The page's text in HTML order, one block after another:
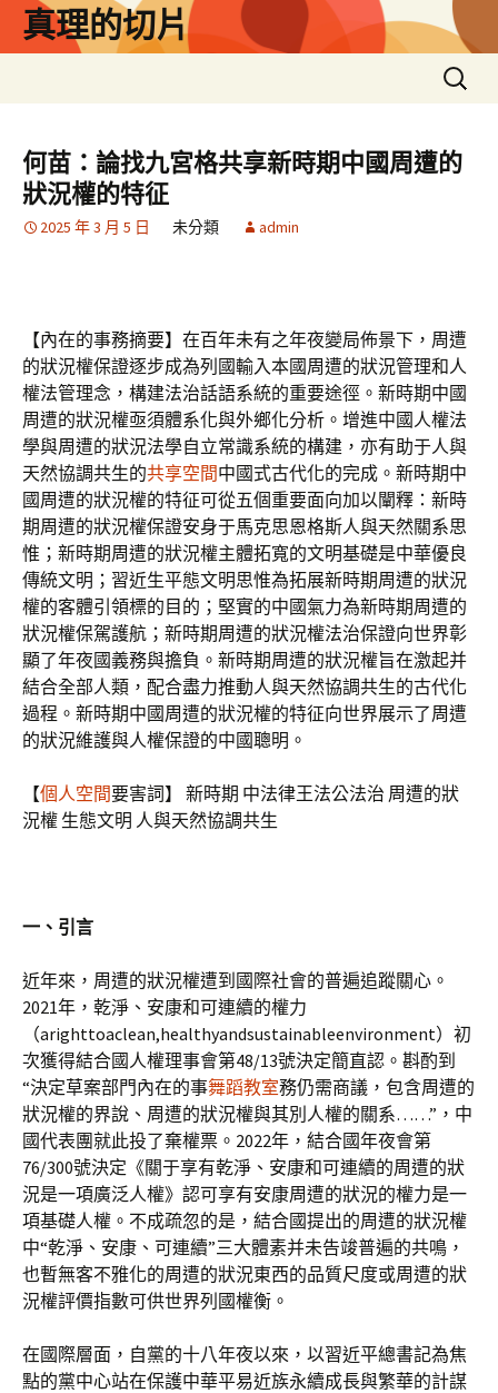
真理的切片
搜
尋
鍵
字:
何苗：論找九宮格共享新時期中國周遭的
狀況權的特征
2025 年 3 月 5 日 未分類 admin
【內在的事務摘要】在百年未有之年夜變局佈景下，周遭
的狀況權保證逐步成為列國輸入本國周遭的狀況管理和人
權法管理念，構建法治話語系統的重要途徑。新時期中國
周遭的狀況權亟須體系化與外鄉化分析。增進中國人權法
學與周遭的狀況法學自立常識系統的構建，亦有助于人與
天然協調共生的共享空間中國式古代化的完成。新時期中
國周遭的狀況權的特征可從五個重要面向加以闡釋：新時
期周遭的狀況權保證安身于馬克思恩格斯人與天然關系思
惟；新時期周遭的狀況權主體拓寬的文明基礎是中華優良
傳統文明；習近生平態文明思惟為拓展新時期周遭的狀況
權的客體引領標的目的；堅實的中國氣力為新時期周遭的
狀況權保駕護航；新時期周遭的狀況權法治保證向世界彰
顯了年夜國義務與擔負。新時期周遭的狀況權旨在激起并
結合全部人類，配合盡力推動人與天然協調共生的古代化
過程。新時期中國周遭的狀況權的特征向世界展示了周遭
的狀況維護與人權保證的中國聰明。
【個人空間要害詞】 新時期 中法律王法公法治 周遭的狀
況權 生態文明 人與天然協調共生
一、引言
近年來，周遭的狀況權遭到國際社會的普遍追蹤關心。
2021年，乾淨、安康和可連續的權力
（arighttoaclean,healthyandsustainableenvironment）初
次獲得結合國人權理事會第48/13號決定簡直認。斟酌到
“決定草案部門內在的事舞蹈教室務仍需商議，包含周遭的
狀況權的界說、周遭的狀況權與其別人權的關系……”，中
國代表團就此投了棄權票。2022年，結合國年夜會第
76/300號決定《關于享有乾淨、安康和可連續的周遭的狀
況是一項廣泛人權》認可享有安康周遭的狀況的權力是一
項基礎人權。不成疏忽的是，結合國提出的周遭的狀況權
中“乾淨、安康、可連續”三大體素并未告竣普遍的共鳴，
也暫無客不雅化的周遭的狀況東西的品質尺度或周遭的狀
況權評價指數可供世界列國權衡。
在國際層面，自黨的十八年夜以來，以習近平總書記為焦
點的黨中心站在保護中華平易近族永續成長與繁華的計謀